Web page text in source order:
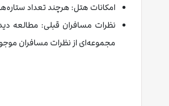
امکانات هتل: هرچند تعداد
نظرات مسافران قبلی: مطالعه
مجموعه‌ای از نظرات مسافران